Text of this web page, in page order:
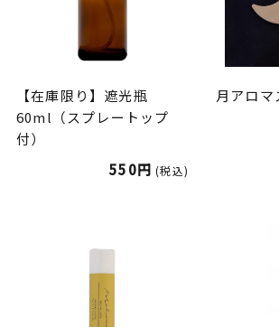
【在庫限り】遮光瓶
60ml（スプレートップ
付）
550円 (税込)
月アロマ